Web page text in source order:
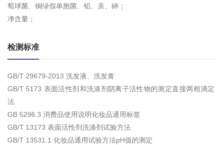
萄球菌、铜绿假单胞菌、铅、汞、砷；
净含量；
检测标准
GB/T 29679-2013 洗发液、洗发膏
GB/T 5173 表面活性剂和洗涤剂阴离子活性物的测定直接两相滴定
法
GB 5296.3 消费品使用说明化妆品通用标签
GB/T 13173 表面活性剂洗涤剂试验方法
GB/T 13531.1 化妆品通用试验方法pH值的测定